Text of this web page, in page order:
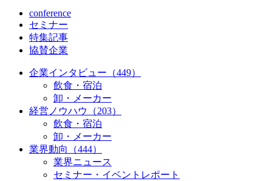
conference
セミナー
特集記事
協賛企業
企業インタビュー（449）
飲食・宿泊
卸・メーカー
経営ノウハウ（203）
飲食・宿泊
卸・メーカー
業界動向（444）
業界ニュース
セミナー・イベントレポート